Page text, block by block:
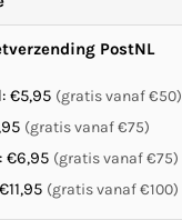
PostNL
€5,95 (gratis vanaf €50)
(gratis vanaf €75)
(gratis vanaf €75)
(gratis vanaf €100)